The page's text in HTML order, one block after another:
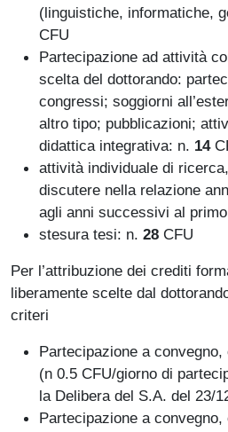
(linguistiche, informatiche,
CFU
Partecipazione ad attività
scelta del dottorando:
congressi; soggiorni
altro tipo; pubblicazioni;
didattica integrativa: n. 14
attività individuale di
discutere nella relazione
agli anni successivi al
stesura tesi: n. 28 CFU
Per l’attribuzione dei crediti
liberamente scelte dal
criteri
Partecipazione a
(n 0.5 CFU/giorno di
la Delibera del S.A. del 23/
Partecipazione a